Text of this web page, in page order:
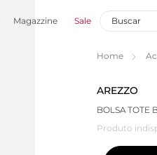
Magazzine Sale
Home
AREZZO
BOLSA TOTE
Produto